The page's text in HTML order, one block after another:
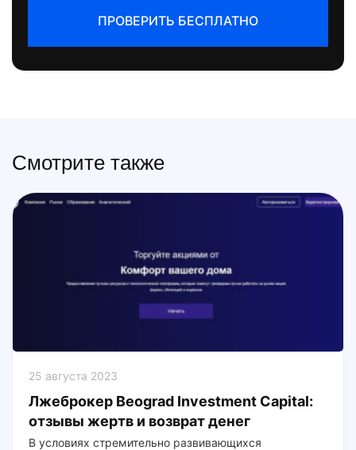
ПРОВЕРИТЬ БЕСПЛАТНО
Смотрите также
25 августа 2023
Лжеброкер Beograd Investment Capital:
отзывы жертв и возврат денег
В условиях стремительно развивающихся